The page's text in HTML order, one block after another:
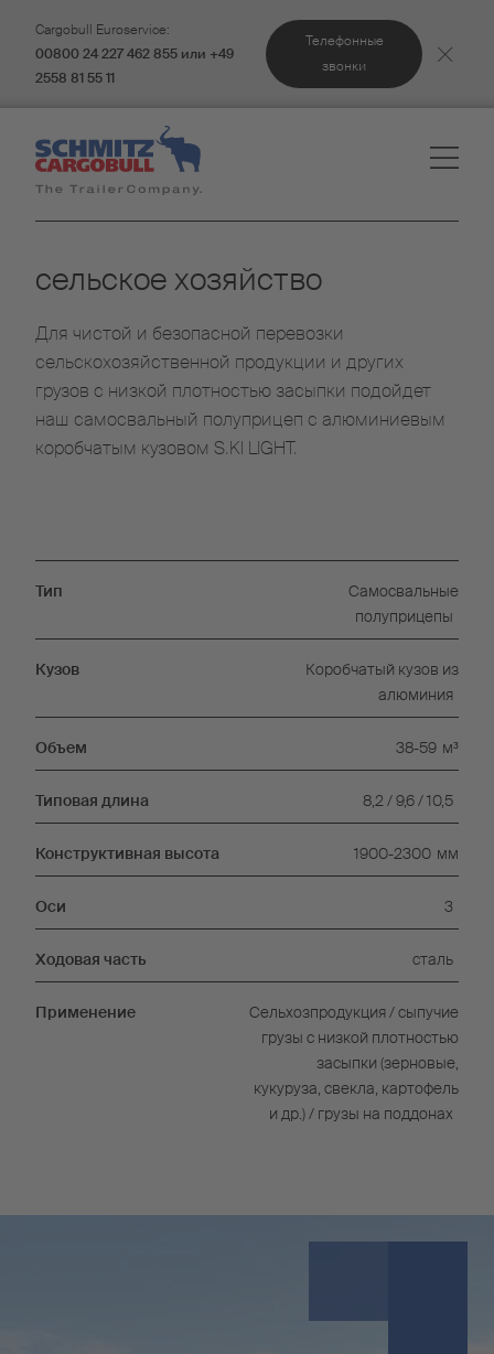
Cargobull Euroservice:
00800 24 227 462 855 или +49
2558 81 55 11
Телефонные
звонки
сельское хозяйство
Для чистой и безопасной перевозки
сельскохозяйственной продукции и других
грузов с низкой плотностью засыпки подойдет
наш самосвальный полуприцеп с алюминиевым
коробчатым кузовом S.KI LIGHT.
Тип
Самосвальные
полуприцепы
Кузов
Коробчатый кузов из
алюминия
Объем 38-59 м³
Типовая длина 8,2 / 9,6 / 10,5
Конструктивная высота 1900-2300 мм
Оси 3
Ходовая часть сталь
Применение
Сельхозпродукция / сыпучие
грузы с низкой плотностью
засыпки (зерновые,
кукуруза, свекла, картофель
и др.) / грузы на поддонах